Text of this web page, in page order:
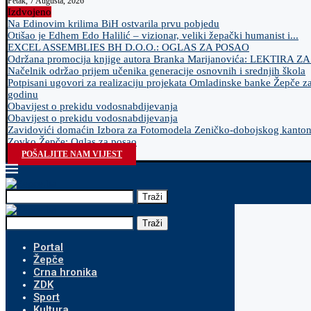
Izdvojeno
Na Edinovim krilima BiH ostvarila prvu pobjedu
Otišao je Edhem Edo Halilić – vizionar, veliki žepački humanist i...
EXCEL ASSEMBLIES BH D.O.O.: OGLAS ZA POSAO
Održana promocija knjige autora Branka Marijanovića: LEKTIRA
Načelnik održao prijem učenika generacije osnovnih i srednjih škola
Potpisani ugovori za realizaciju projekata Omladinske banke Žepče
godinu
Obavijest o prekidu vodosnabdijevanja
Obavijest o prekidu vodosnabdijevanja
Zavidovići domaćin Izbora za Fotomodela Zeničko-dobojskog
Zovko Žepče: Oglas za posao
POŠALJITE NAM VIJEST
Traži
Traži
Portal
Žepče
Crna hronika
ZDK
Sport